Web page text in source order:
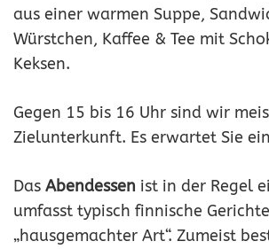
aus einer warmen Suppe,
Würstchen, Kaffee & Tee mit
Keksen.
Gegen 15 bis 16 Uhr sind wir
Zielunterkunft. Es erwartet Sie
Das Abendessen ist in der Regel
umfasst typisch finnische Gerichte
„hausgemachter Art“. Zumeist